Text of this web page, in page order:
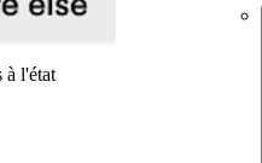
à l'état